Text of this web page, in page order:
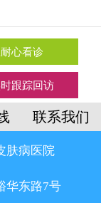
心看诊
跟踪回访
联系我们
肤病医院
华东路7号